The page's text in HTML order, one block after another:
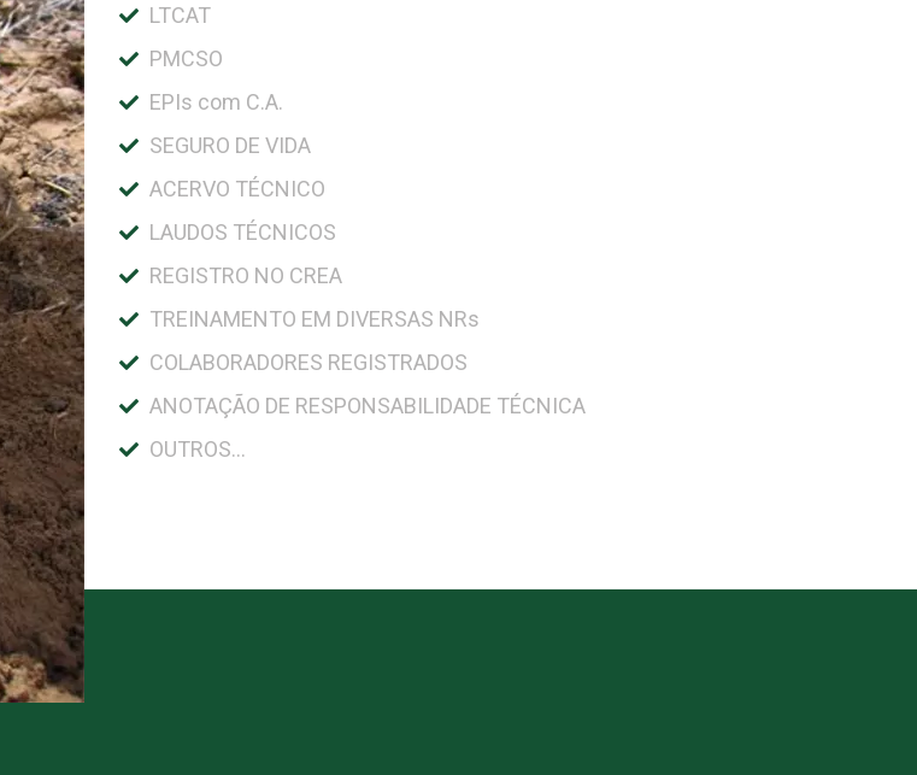
LTCAT
PMCSO
EPIs com C.A.
SEGURO DE VIDA
ACERVO TÉCNICO
LAUDOS TÉCNICOS
REGISTRO NO CREA
TREINAMENTO EM DIVERSAS NRs
COLABORADORES REGISTRADOS
ANOTAÇÃO DE RESPONSABILIDADE TÉCNICA
OUTROS...